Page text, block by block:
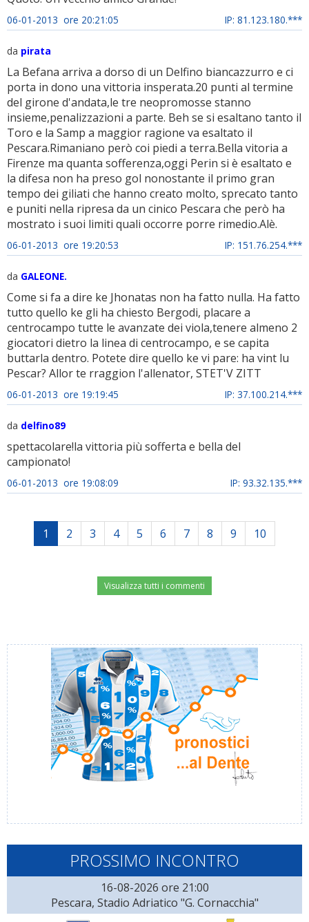
06-01-2013 ore 20:21:05 IP: 81.123.180.***
da pirata
La Befana arriva a dorso di un Delfino biancazzurro e ci
porta in dono una vittoria insperata.20 punti al termine
del girone d'andata,le tre neopromosse stanno
insieme,penalizzazioni a parte. Beh se si esaltano tanto il
Toro e la Samp a maggior ragione va esaltato il
Pescara.Rimaniano però coi piedi a terra.Bella vitoria a
Firenze ma quanta sofferenza,oggi Perin si è esaltato e
la difesa non ha preso gol nonostante il primo gran
tempo dei giliati che hanno creato molto, sprecato tanto
e puniti nella ripresa da un cinico Pescara che però ha
mostrato i suoi limiti quali occorre porre rimedio.Alè.
06-01-2013 ore 19:20:53 IP: 151.76.254.***
da GALEONE.
Come si fa a dire ke Jhonatas non ha fatto nulla. Ha fatto
tutto quello ke gli ha chiesto Bergodi, placare a
centrocampo tutte le avanzate dei viola,tenere almeno 2
giocatori dietro la linea di centrocampo, e se capita
buttarla dentro. Potete dire quello ke vi pare: ha vint lu
Pescar? Allor te rraggion l'allenator, STET'V ZITT
06-01-2013 ore 19:19:45 IP: 37.100.214.***
da delfino89
spettacolare!la vittoria più sofferta e bella del
campionato!
06-01-2013 ore 19:08:09 IP: 93.32.135.***
1 2 3 4 5 6 7 8 9 10
Visualizza tutti i commenti
PROSSIMO INCONTRO
16-08-2026 ore 21:00
Pescara, Stadio Adriatico "G. Cornacchia"